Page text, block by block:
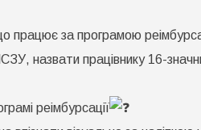
працює за програмою
назвати працівнику 16-
реімбурсації